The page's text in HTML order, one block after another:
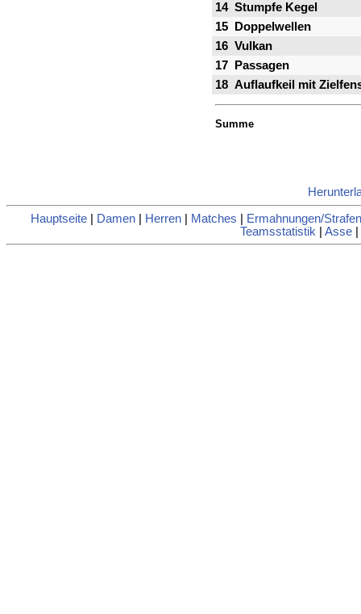
14 Stumpfe Kegel
15
Doppelwellen
16 Vulkan
17
Passagen
18 Auflaufkeil mit
Summe
Hauptseite| Damen| Herren| Matches
Ermahnungen/Strafen
Teamsstatistik
Asse